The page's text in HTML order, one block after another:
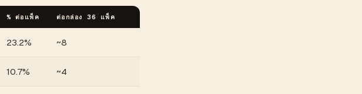
% ต่อแพ็ค ต่อกล่อง 36 แพ็ค
23.2% ~8
10.7% ~4